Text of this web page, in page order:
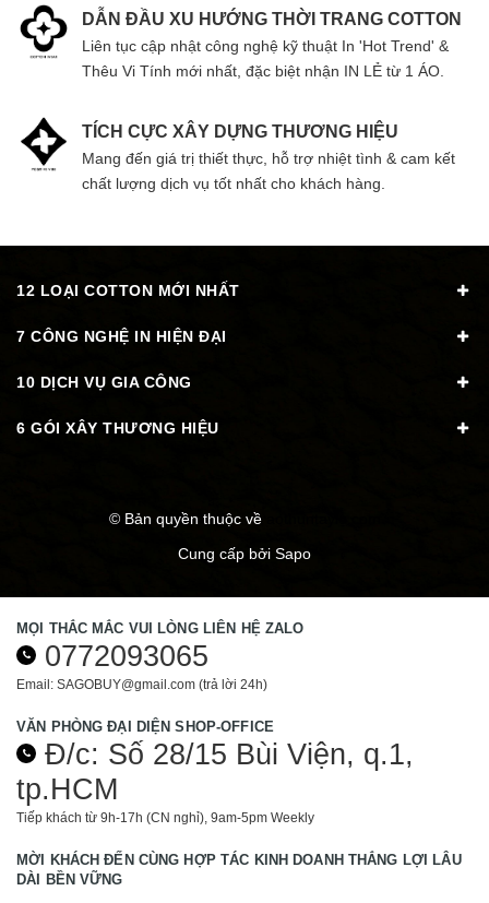
DẪN ĐẦU XU HƯỚNG THỜI TRANG COTTON
Liên tục cập nhật công nghệ kỹ thuật In 'Hot Trend' &
Thêu Vi Tính mới nhất, đặc biệt nhận IN LẺ từ 1 ÁO.
TÍCH CỰC XÂY DỰNG THƯƠNG HIỆU
Mang đến giá trị thiết thực, hỗ trợ nhiệt tình & cam kết
chất lượng dịch vụ tốt nhất cho khách hàng.
12 LOẠI COTTON MỚI NHẤT
7 CÔNG NGHỆ IN HIỆN ĐẠI
10 DỊCH VỤ GIA CÔNG
6 GÓI XÂY THƯƠNG HIỆU
© Bản quyền thuộc về
Cung cấp bởi Sapo
MỌI THẮC MẮC VUI LÒNG LIÊN HỆ ZALO
0772093065
Email: SAGOBUY@gmail.com (trả lời 24h)
VĂN PHÒNG ĐẠI DIỆN SHOP-OFFICE
Đ/c: Số 28/15 Bùi Viện, q.1,
tp.HCM
Tiếp khách từ 9h-17h (CN nghỉ), 9am-5pm Weekly
MỜI KHÁCH ĐẾN CÙNG HỢP TÁC KINH DOANH THẮNG LỢI LÂU
DÀI BỀN VỮNG